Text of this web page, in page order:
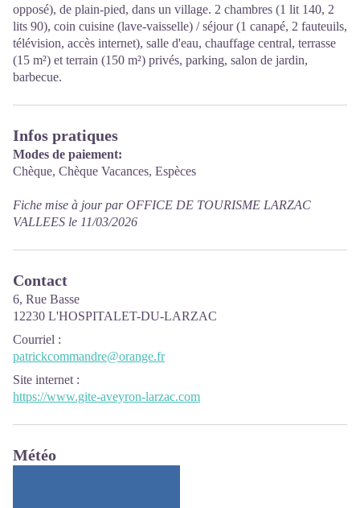
opposé), de plain-pied, dans un village. 2 chambres (1 lit 140, 2
lits 90), coin cuisine (lave-vaisselle) / séjour (1 canapé, 2 fauteuils,
télévision, accès internet), salle d'eau, chauffage central, terrasse
(15 m²) et terrain (150 m²) privés, parking, salon de jardin,
barbecue.
Infos pratiques
Modes de paiement:
Chèque, Chèque Vacances, Espèces
Fiche mise à jour par OFFICE DE TOURISME LARZAC
VALLEES le 11/03/2026
Contact
6, Rue Basse
12230 L'HOSPITALET-DU-LARZAC
Courriel :
patrickcommandre@orange.fr
Site internet :
https://www.gite-aveyron-larzac.com
Météo